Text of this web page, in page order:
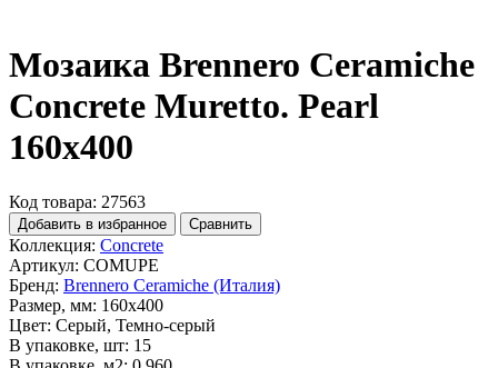
Мозаика Brennero Ceramiche
Concrete Muretto. Pearl
160x400
Код товара: 27563
Добавить в избранное Сравнить
Коллекция: Concrete
Артикул: COMUPE
Бренд: Brennero Ceramiche (Италия)
Размер, мм: 160x400
Цвет: Серый, Темно-серый
В упаковке, шт: 15